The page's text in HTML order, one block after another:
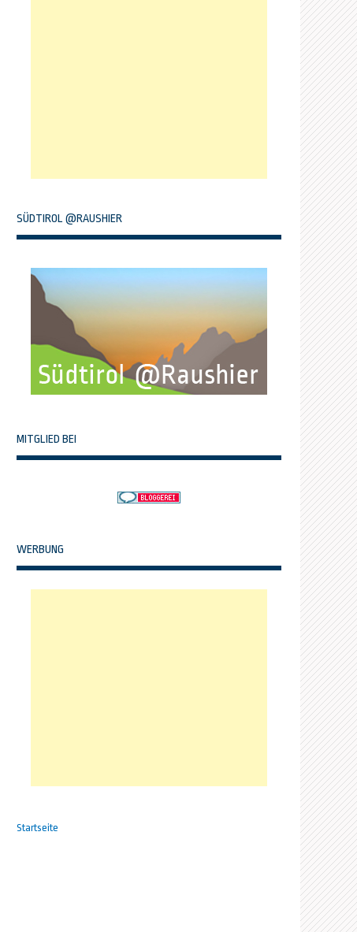
SÜDTIROL @RAUSHIER
MITGLIED BEI
WERBUNG
Startseite